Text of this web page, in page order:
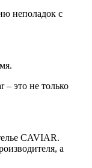
неполадок с
– это не только
CAVIAR.
а